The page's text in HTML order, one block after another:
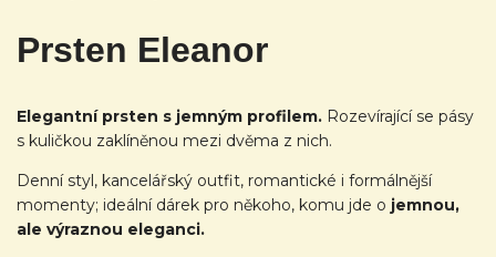
Prsten Eleanor
Elegantní prsten s jemným profilem. Rozevírající se pásy
s kuličkou zaklíněnou mezi dvěma z nich.
Denní styl, kancelářský outfit, romantické i formálnější
momenty; ideální dárek pro někoho, komu jde o jemnou,
ale výraznou eleganci.